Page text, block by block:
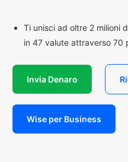
Ti unisci ad oltre 2 milioni
in 47 valute attraverso 70
Invia Denaro
Wise per Business